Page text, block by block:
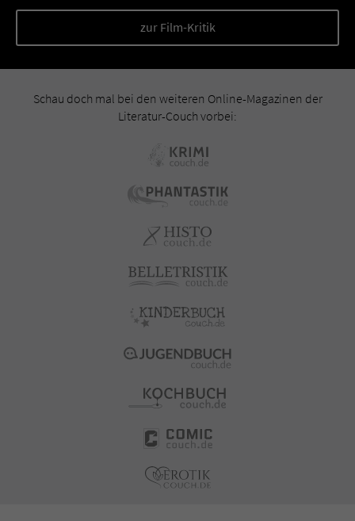
zur Film-Kritik
Schau doch mal bei den weiteren Online-Magazinen der
Literatur-Couch vorbei: